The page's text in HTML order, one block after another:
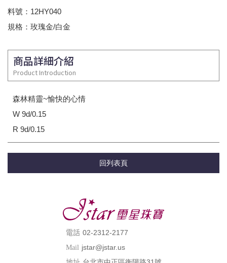
料號：12HY040
規格：玫瑰金/白金
商品詳細介紹
Product Introduction
森林精靈~愉快的心情
W 9d/0.15
R 9d/0.15
回列表頁
電話 02-2312-2177
Mail jstar@jstar.us